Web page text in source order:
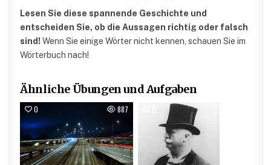
Lesen Sie diese spannende Geschichte und
entscheiden Sie, ob die Aussagen richtig oder falsch
sind! Wenn Sie einige Wörter nicht kennen, schauen Sie im
Wörterbuch nach!
Ähnliche Übungen und Aufgaben
0 887